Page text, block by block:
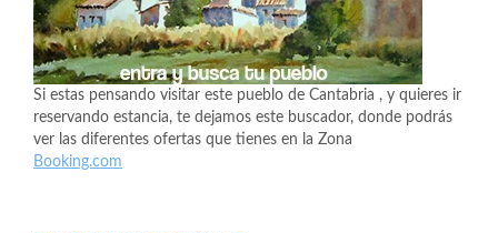
Si estas pensando visitar este pueblo de Cantabria , y quieres ir
reservando estancia, te dejamos este buscador, donde podrás
ver las diferentes ofertas que tienes en la Zona
Booking.com